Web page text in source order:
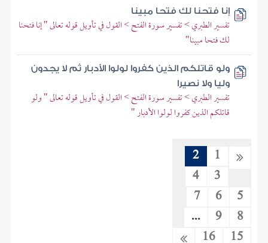
إنا فتحنا لك فتحا مبينا
تفسير الطبري > تفسير سورة الفتح > القول في تأويل قوله تعالى " إنا فتحنا
لك فتحا مبينا"
ولو قاتلكم الذين كفروا لولوا الأدبار ثم لا يجدون
وليا ولا نصيرا
تفسير الطبري > تفسير سورة الفتح > القول في تأويل قوله تعالى " ولو
قاتلكم الذين كفروا لولوا الأدبار "
1
2
3
4
5
6
7
8
9
...
15
16